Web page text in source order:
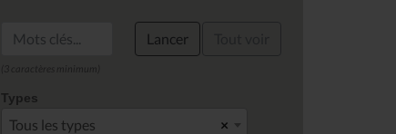
Lancer
Types
×
Tous les types